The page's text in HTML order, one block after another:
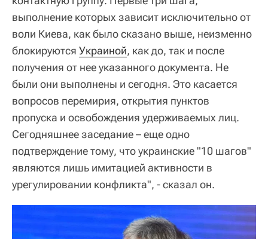
выполнение которых зависит исключительно от
воли Киева, как было сказано выше, неизменно
блокируются Украиной, как до, так и после
получения от нее указанного документа. Не
были они выполнены и сегодня. Это касается
вопросов перемирия, открытия пунктов
пропуска и освобождения удерживаемых лиц.
Сегодняшнее заседание – еще одно
подтверждение тому, что украинские "10 шагов"
являются лишь имитацией активности в
урегулировании конфликта", - сказал он.